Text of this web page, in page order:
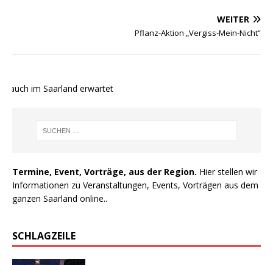
WEITER
Pflanz-Aktion „Vergiss-Mein-Nicht“
im Saarland erwartet
Termine, Event, Vorträge, aus der Region. Hier stellen wir
Informationen zu Veranstaltungen, Events, Vorträgen aus dem
ganzen Saarland online..
SCHLAGZEILE